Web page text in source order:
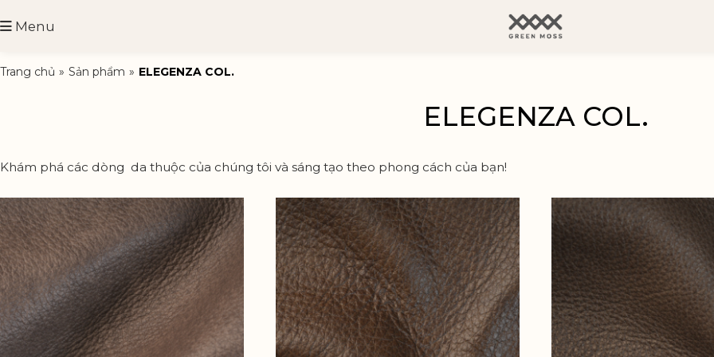
Menu
Trang chủ » Sản phẩm » ELEGENZA COL.
ELEGENZA COL.
Khám phá các dòng da thuộc của chúng tôi và sáng tạo theo phong cách của bạn!